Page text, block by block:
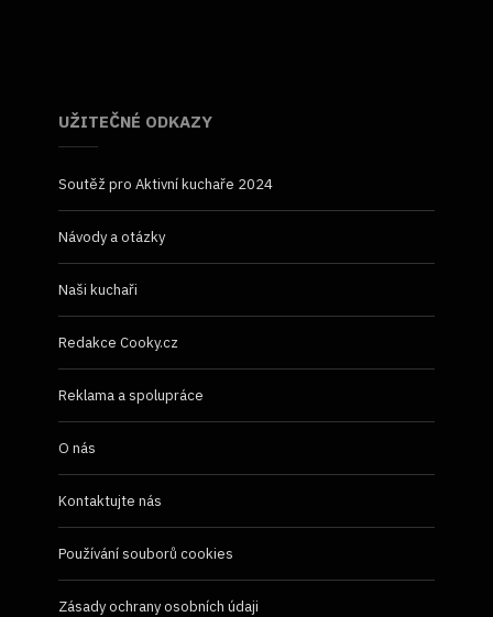
UŽITEČNÉ ODKAZY
Soutěž pro Aktivní kuchaře 2024
Návody a otázky
Naši kuchaři
Redakce Cooky.cz
Reklama a spolupráce
O nás
Kontaktujte nás
Používání souborů cookies
Zásady ochrany osobních údaji